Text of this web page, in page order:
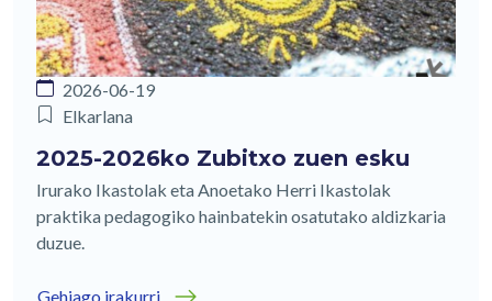
2026-06-19
Elkarlana
2025-2026ko Zubitxo zuen esku
Irurako Ikastolak eta Anoetako Herri Ikastolak
praktika pedagogiko hainbatekin osatutako aldizkaria
duzue.
Gehiago irakurri